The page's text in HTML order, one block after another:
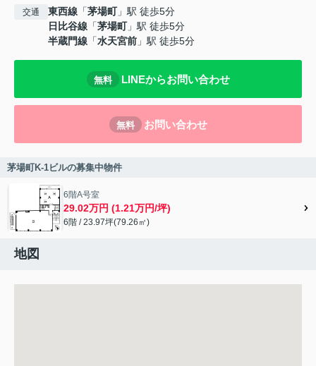
交通 東西線 「茅場町」駅 徒歩5分
日比谷線 「茅場町」駅 徒歩5分
半蔵門線 「水天宮前 」駅 徒歩5分
無料 LINEからお問い合わせ
無料 お問い合わせ
茅場町K-1ビルの募集中物件
6階A号室
29.02万円 (1.21万円/坪)
6階 / 23.97坪(79.26㎡)
地図